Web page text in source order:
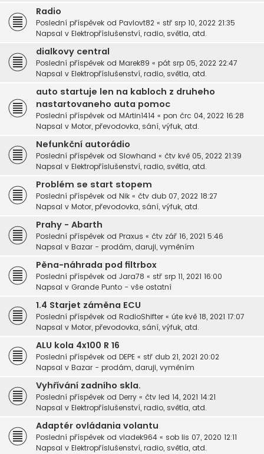
Radio
Poslední příspěvek od Pavlovt82 « stř srp 10, 2022 21:35
Napsal v Elektropříslušenství, radio, světla, atd.
dialkovy central
Poslední příspěvek od Marek89 « pát srp 05, 2022 22:47
Napsal v Elektropříslušenství, radio, světla, atd.
auto startuje len na kabloch z druheho
nastartovaneho auta pomoc
Poslední příspěvek od MArtin1414 « pon črc 04, 2022 16:28
Napsal v Motor, převodovka, sání, výfuk, atd.
Nefunkční autorádio
Poslední příspěvek od Slowhand « čtv kvě 05, 2022 21:39
Napsal v Elektropříslušenství, radio, světla, atd.
Problém se start stopem
Poslední příspěvek od Nik « čtv dub 07, 2022 18:27
Napsal v Motor, převodovka, sání, výfuk, atd.
Prahy - Abarth
Poslední příspěvek od Praxus « čtv zář 16, 2021 5:46
Napsal v Bazar - prodám, daruji, vyměním
Pěna-náhrada pod filtrbox
Poslední příspěvek od Jara78 « stř srp 11, 2021 16:00
Napsal v Grande Punto - vše ostatní
1.4 Starjet záměna ECU
Poslední příspěvek od RadioShifter « úte kvě 18, 2021 17:07
Napsal v Motor, převodovka, sání, výfuk, atd.
ALU kola 4x100 R 16
Poslední příspěvek od DEPE « stř dub 21, 2021 20:02
Napsal v Bazar - prodám, daruji, vyměním
Vyhřívání zadního skla.
Poslední příspěvek od Derry « čtv led 14, 2021 14:21
Napsal v Elektropříslušenství, radio, světla, atd.
Adaptér ovládania volantu
Poslední příspěvek od vladek964 « sob lis 07, 2020 12:11
Napsal v Elektropříslušenství, radio, světla, atd.